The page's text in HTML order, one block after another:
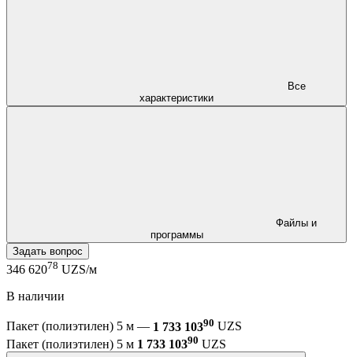
характеристики
программы
Задать вопрос
346 62078 UZS/м
В наличии
Пакет (полиэтилен) 5 м — 1 733 10390 UZS
Пакет (полиэтилен) 5 м 1 733 10390 UZS